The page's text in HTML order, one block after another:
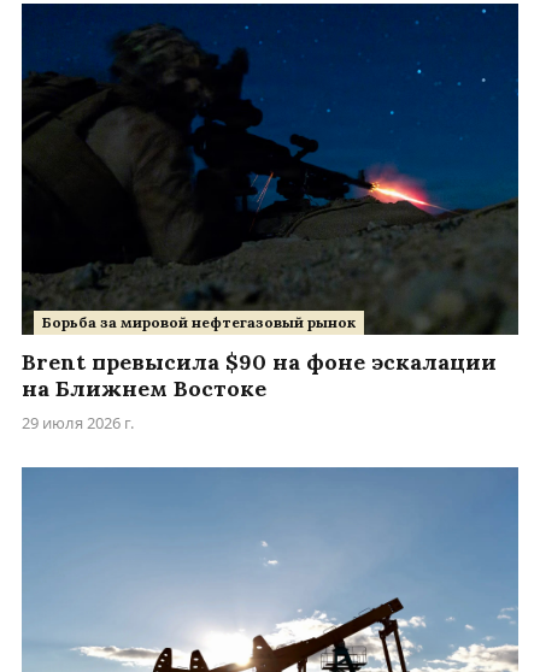
Борьба за мировой нефтегазовый рынок
Brent превысила $90 на фоне эскалации
на Ближнем Востоке
29 июля 2026 г.